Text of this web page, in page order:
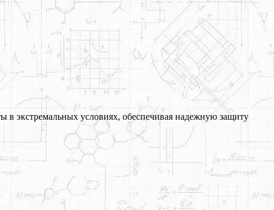
в экстремальных условиях, обеспечивая надежную защиту